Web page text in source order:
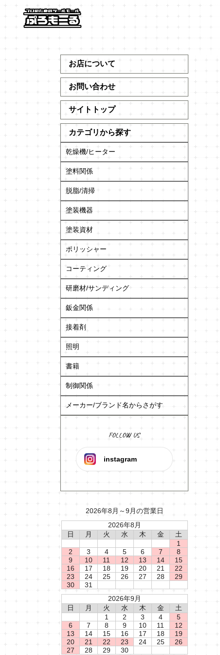
お店について
お問い合わせ
サイトトップ
カテゴリから探す
乾燥機/ヒーター
塗料関係
脱脂/清掃
塗装機器
塗装資材
ポリッシャー
コーティング
研磨材/サンディング
鈑金関係
接着剤
照明
書籍
制御関係
メーカー/ブランド名からさがす
FOLLOW US
instagram
2026年8月～9月の営業日
2026年8月
日
月 火 水 木 金
土
1
2
3 4 5 6 7
8
9
10 11 12 13 14
15
16
17 18 19 20 21
22
23
24 25 26 27 28
29
30
31
2026年9月
日
月 火 水 木 金
土
1
2 3 4
5
6
7 8 9 10 11
12
13
14 15 16 17 18
19
20
21 22 23 24 25
26
27
28 29 30